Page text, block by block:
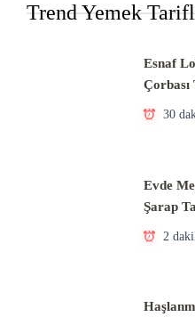
Trend Yemek
Esnaf
30
Evde
Şarap
2